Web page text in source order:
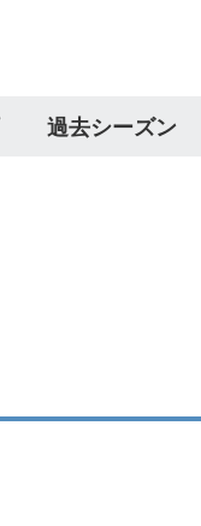
過去シーズン